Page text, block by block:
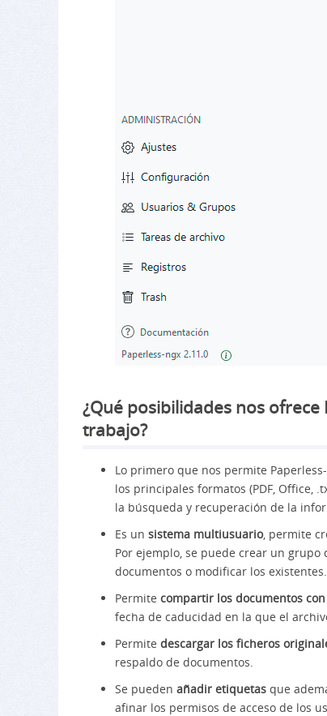
¿Qué posibilidades nos
trabajo?
Lo primero que nos permite
los principales formatos (PDF, Office,
la búsqueda y recuperación de la
Es un sistema multiusuario, permite
Por ejemplo, se puede crear un
documentos o modificar los existentes.
Permite compartir los documentos
fecha de caducidad en la que el
Permite descargar los ficheros
respaldo de documentos.
Se pueden añadir etiquetas que
afinar los permisos de acceso de los